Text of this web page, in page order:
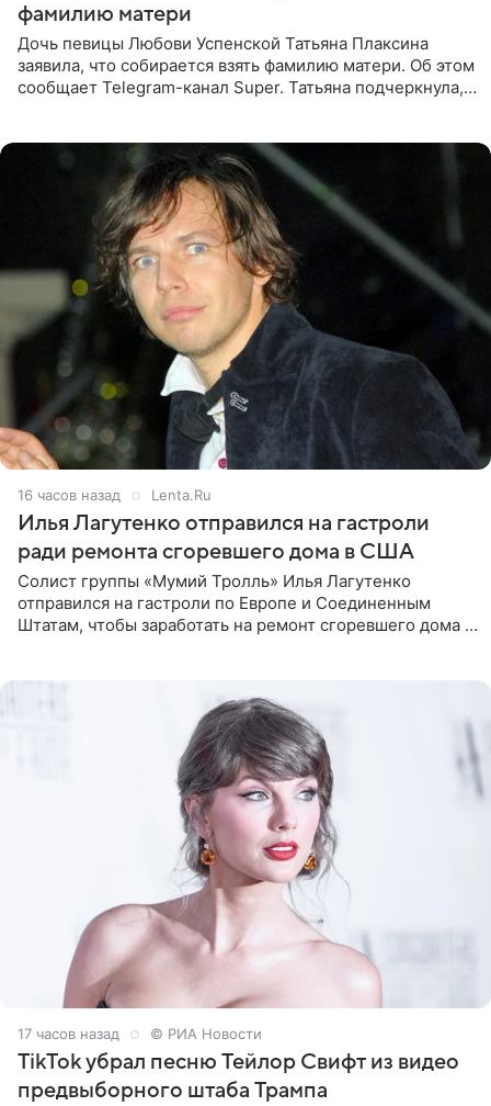
фамилию матери
Дочь певицы Любови Успенской Татьяна Плаксина
заявила, что собирается взять фамилию матери. Об этом
сообщает Telegram-канал Super. Татьяна подчеркнула,
16 часов назад Lenta.Ru
Илья Лагутенко отправился на гастроли
ради ремонта сгоревшего дома в США
Солист группы «Мумий Тролль» Илья Лагутенко
отправился на гастроли по Европе и Соединенным
Штатам, чтобы заработать на ремонт сгоревшего дома в
17 часов назад © РИА Новости
TikTok убрал песню Тейлор Свифт из видео
предвыборного штаба Трампа